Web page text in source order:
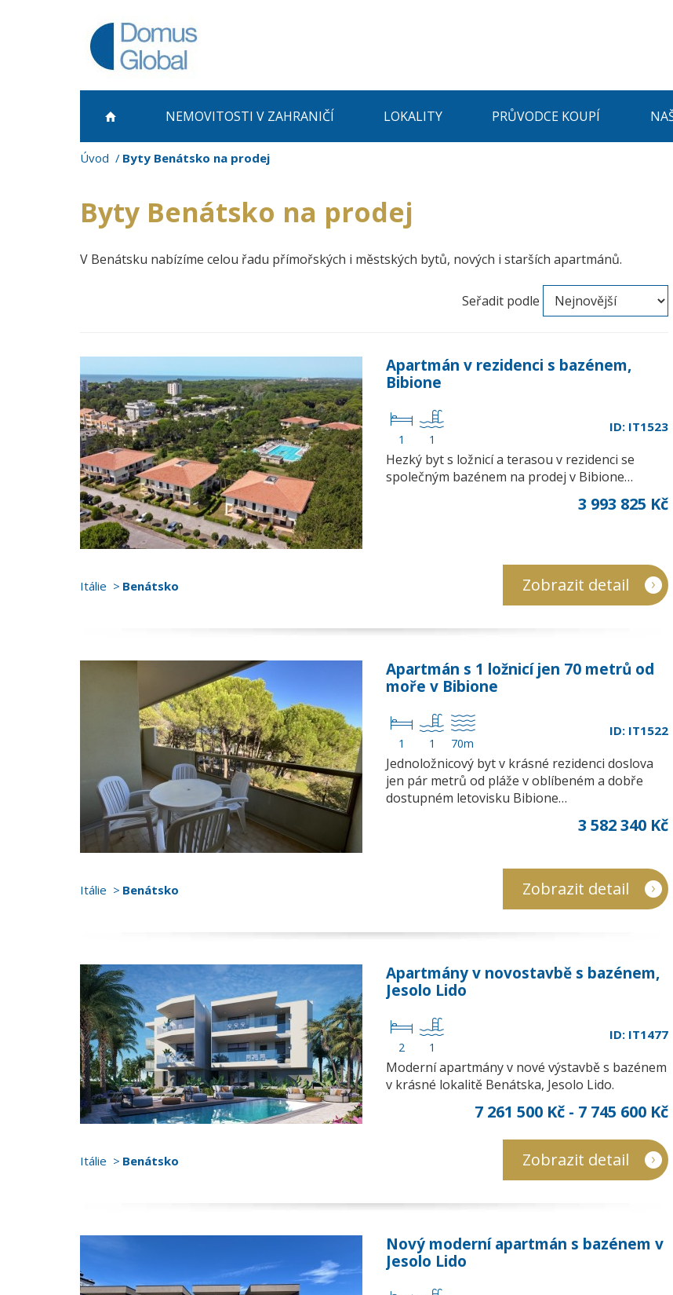
NEMOVITOSTI V ZAHRANIČÍ LOKALITY PRŮVODCE KOUPÍ
Úvod Byty Benátsko na prodej
Byty Benátsko na prodej
V Benátsku nabízíme celou řadu přímořských i městských bytů, nových i starších apartmánů.
Seřadit podle
Apartmán v rezidenci s bazénem,
Bibione
1 1
ID: IT1523
Hezký byt s ložnicí a terasou v rezidenci se
společným bazénem na prodej v Bibione…
3 993 825 Kč
Itálie Benátsko Zobrazit detail
Apartmán s 1 ložnicí jen 70 metrů od
moře v Bibione
1 1 70m
ID: IT1522
Jednoložnicový byt v krásné rezidenci doslova
jen pár metrů od pláže v oblíbeném a dobře
dostupném letovisku Bibione…
3 582 340 Kč
Itálie Benátsko Zobrazit detail
Apartmány v novostavbě s bazénem,
Jesolo Lido
2 1
ID: IT1477
Moderní apartmány v nové výstavbě s bazénem
v krásné lokalitě Benátska, Jesolo Lido.
7 261 500 Kč - 7 745 600 Kč
Itálie Benátsko Zobrazit detail
Nový moderní apartmán s bazénem v
Jesolo Lido